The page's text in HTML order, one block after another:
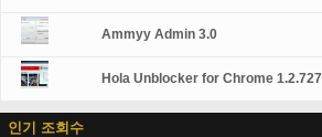
Ammyy Admin 3.0
Hola Unblocker for Chrome 1.2.727
인기 조회수